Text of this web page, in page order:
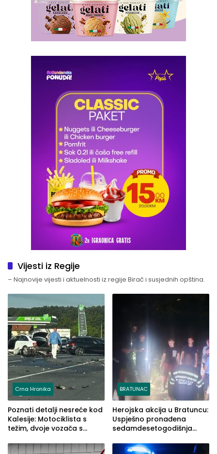
Vijesti iz Regije
– Najnovije vijesti i aktuelnosti iz regije Birač i susjednih opština.
Crna Hronika
Poznati detalji nesreće kod
Kalesije: Motociklista s
težim, dvoje vozača s
BRATUNAC
Herojska akcija u Bratuncu:
Uspješno pronađena
sedamdesetogodišnja
Kravice.